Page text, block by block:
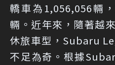
轎車為1,056,056輛
輛。近年來，隨著越
休旅車型，Subaru
不足為奇。根據